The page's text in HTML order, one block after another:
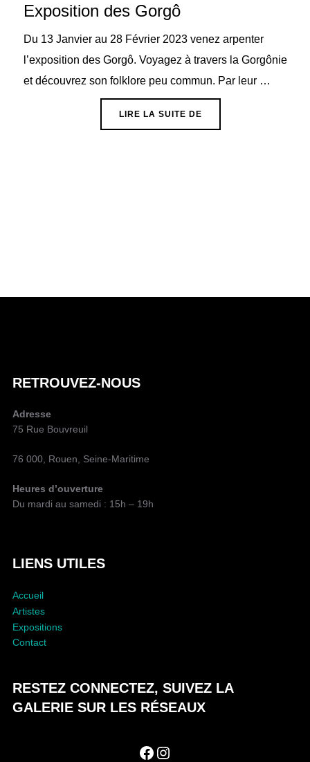
Exposition des Gorgô
Du 13 Janvier au 28 Février 2023 venez arpenter
l’exposition des Gorgô. Voyagez à travers la Gorgônie
et découvrez son folklore peu commun. Par leur …
LIRE LA SUITE DE
RETROUVEZ-NOUS
Adresse
75 Rue Bouvreuil
76 000, Rouen, Seine-Maritime
Heures d’ouverture
Du mardi au samedi : 15h – 19h
LIENS UTILES
Accueil
Artistes
Expositions
Contact
RESTEZ CONNECTEZ, SUIVEZ LA
GALERIE SUR LES RÉSEAUX
Facebook
Instagram